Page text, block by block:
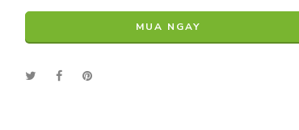
MUA NGAY
Alternative: